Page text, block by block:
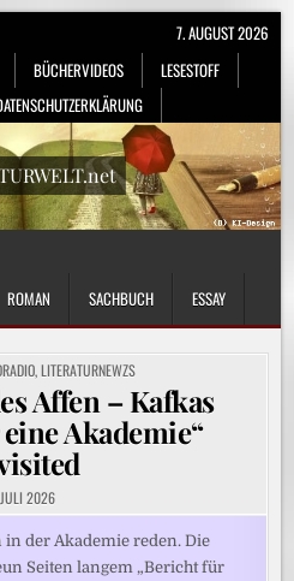
BÜCHERVIDEOS
LESESTOFF
7. AUGUST 2026
ROMAN SACHBUCH ESSAY
,LITERATURNEWZS
Affen – Kafkas
Akademie“
2026
in der Akademie reden. Die
Seiten langem „Bericht für